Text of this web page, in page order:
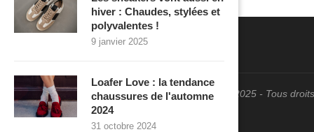
@2025 - Tous
hiver : Chaudes, stylées et
polyvalentes !
9 janvier 2025
Loafer Love : la tendance
chaussures de l'automne
2024
31 octobre 2024